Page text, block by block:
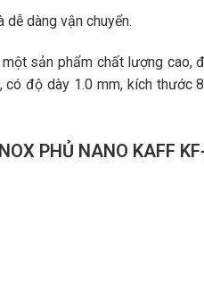
dàng vận chuyển.
sản phẩm chất lượng cao,
độ dày 1.0 mm, kích thước
PHỦ NANO KAFF